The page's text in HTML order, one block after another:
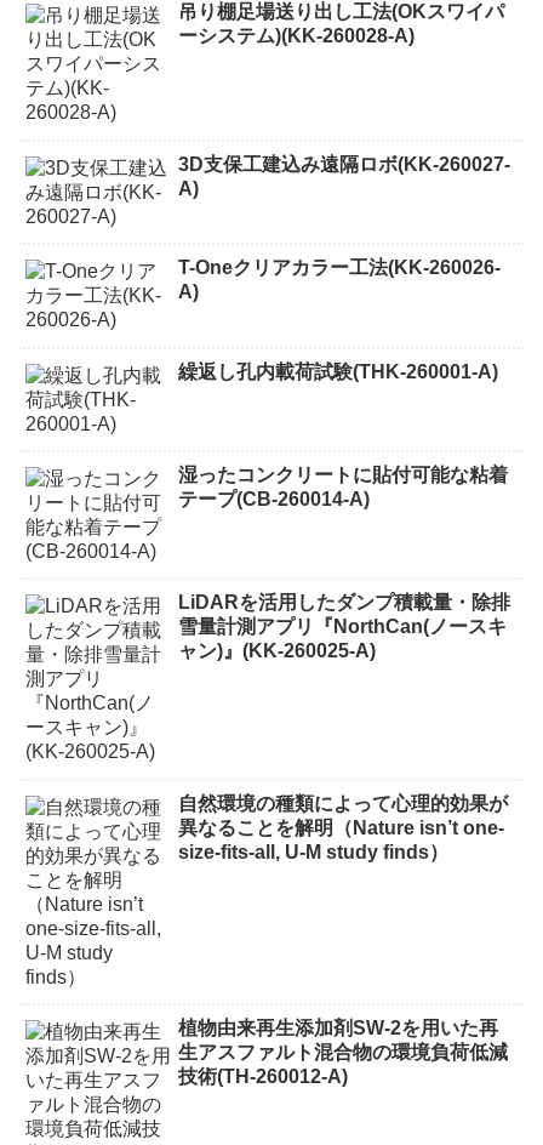
吊り棚足場送り出し工法(OKスワイパ
ーシステム)(KK-260028-A)
3D支保工建込み遠隔ロボ(KK-260027-
A)
T-Oneクリアカラー工法(KK-260026-
A)
繰返し孔内載荷試験(THK-260001-A)
湿ったコンクリートに貼付可能な粘着
テープ(CB-260014-A)
LiDARを活用したダンプ積載量・除排
雪量計測アプリ『NorthCan(ノースキ
ャン)』(KK-260025-A)
自然環境の種類によって心理的効果が
異なることを解明（Nature isn’t one-
size-fits-all, U-M study finds）
植物由来再生添加剤SW-2を用いた再
生アスファルト混合物の環境負荷低減
技術(TH-260012-A)